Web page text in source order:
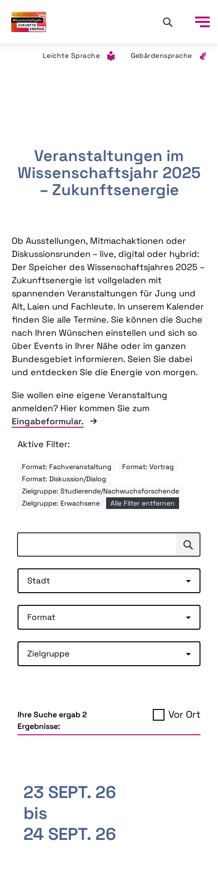
Leichte Sprache Gebärdensprache
Veranstaltungen im
Wissenschaftsjahr 2025
– Zukunftsenergie
Ob Ausstellungen, Mitmachaktionen oder
Diskussionsrunden – live, digital oder hybrid:
Der Speicher des Wissenschaftsjahres 2025 –
Zukunftsenergie ist vollgeladen mit
spannenden Veranstaltungen für Jung und
Alt, Laien und Fachleute. In unserem Kalender
finden Sie alle Termine. Sie können die Suche
nach Ihren Wünschen einstellen und sich so
über Events in Ihrer Nähe oder im ganzen
Bundesgebiet informieren. Seien Sie dabei
und entdecken Sie die Energie von morgen.
Sie wollen eine eigene Veranstaltung
anmelden? Hier kommen Sie zum
Eingabeformular.
Aktive Filter:
Format: Fachveranstaltung
Format: Vortrag
Format: Diskussion/Dialog
Zielgruppe: Studierende/Nachwuchsforschende
Zielgruppe: Erwachsene
Alle Filter entfernen
Suchen
Stadt
Format
Zielgruppe
Ihre Suche ergab 2
Ergebnisse:
Vor Ort
23 SEPT. 26
bis
24 SEPT. 26